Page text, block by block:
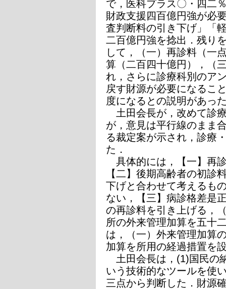
で，医科プラス〇・四二
財政支援四百億円強が必
査判断料の引き下げ」「
二百億円強を捻出．残り
して，（一）再診料（一
算（二百四十億円），（
れ，さらに診療科別のア
戻す財源が必要になるこ
度になるとの説明があっ
土田会長が，改めて診
が，意見は平行線のまま
る裁定案が示され，診療
た．
具体的には，【一】再
【二】後期高齢者の初診
下げと合わせて考えるも
ない，【三】病診格差是
の再診料を引き上げる，
所の外来管理加算を五十
は，（一）外来管理加算
加算を所用の経過措置を
土田会長は，(1)国民の
いう技術的なツールを使
三点から判断した．財源